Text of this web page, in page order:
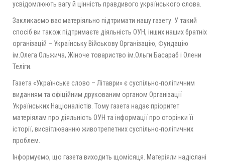
усвідомлюють вагу й цінність правдивого українського слова.
Закликаємо вас матеріяльно підтримати нашу газету. У такий
спосіб ви також підтримаєте діяльність ОУН, інших наших братніх
організацій – Українську Військову Організацію, Фундацію
ім.Олега Ольжича, Жіноче товариство ім.Ольги Басараб і Олени
Теліги.
Газета «Українське слово – Літаври» є суспільно-політичним
виданням та офіційним друкованим органом Організації
Українських Націоналістів. Тому газета надає пріоритет
матеріялам про діяльність ОУН та інформації про сторінки її
історії, висвітлюванню животрепетних суспільно-політичних
проблем.
Інформуємо, що газета виходить щомісяця. Матеріяли надіслані